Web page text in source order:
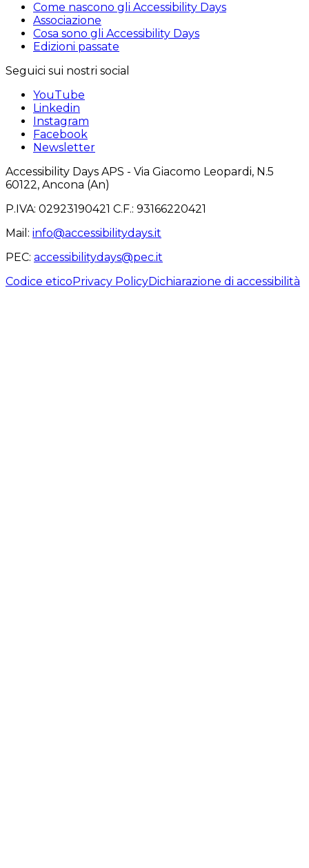
Come nascono gli Accessibility Days
Associazione
Cosa sono gli Accessibility Days
Edizioni passate
Seguici sui nostri social
YouTube
Linkedin
Instagram
Facebook
Newsletter
Accessibility Days APS - Via Giacomo Leopardi, N.5
60122, Ancona (An)
P.IVA: 02923190421 C.F.: 93166220421
Mail : info@accessibilitydays.it
PEC: accessibilitydays@pec.it
Codice etico Privacy PolicyDichiarazione di accessibilità